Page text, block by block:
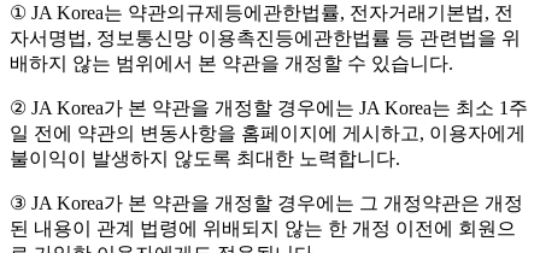
① JA Korea는 약관의규제등에관한법률, 전자거래기본법, 전
자서명법, 정보통신망 이용촉진등에관한법률 등 관련법을 위
배하지 않는 범위에서 본 약관을 개정할 수 있습니다.
② JA Korea가 본 약관을 개정할 경우에는 JA Korea는 최소 1주
일 전에 약관의 변동사항을 홈페이지에 게시하고, 이용자에게
불이익이 발생하지 않도록 최대한 노력합니다.
③ JA Korea가 본 약관을 개정할 경우에는 그 개정약관은 개정
된 내용이 관계 법령에 위배되지 않는 한 개정 이전에 회원으